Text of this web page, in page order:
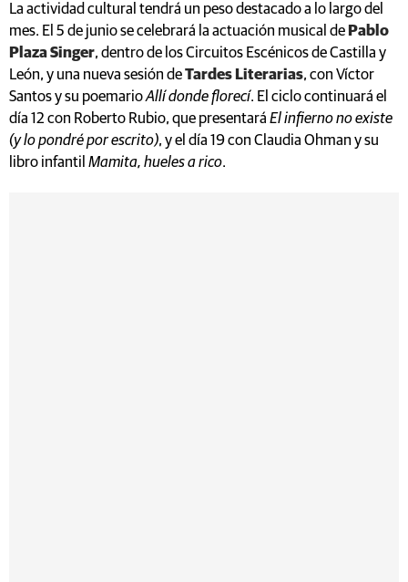
La actividad cultural tendrá un peso destacado a lo largo del
mes. El 5 de junio se celebrará la actuación musical de Pablo
Plaza Singer, dentro de los Circuitos Escénicos de Castilla y
León, y una nueva sesión deTardes Literarias, con Víctor
Santos y su poemarioAllí donde florecí. El ciclo continuará el
día 12 con Roberto Rubio, que presentará El infierno no existe
(y lo pondré por escrito), y el día 19 con Claudia Ohman y su
libro infantil Mamita, hueles a rico.